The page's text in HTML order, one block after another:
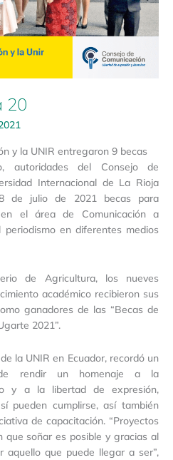
20
y la UNIR entregaron 9 becas
autoridades del Consejo de
Internacional de La Rioja
de julio de 2021 becas para
el área de Comunicación a
en diferentes medios
de Agricultura, los nueves
académico recibieron sus
ganadores de las “Becas de
2021”.
la UNIR en Ecuador, recordó un
rendir un homenaje a la
y a la libertad de expresión,
pueden cumplirse, así también
de capacitación. “Proyectos
que soñar es posible y gracias al
aquello que puede llegar a ser”,